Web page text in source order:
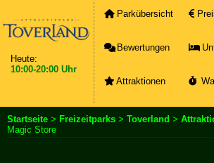
Heute:
10:00-20:00 Uhr
Parkübersicht
Bewertungen
Attraktionen
Startseite > Freizeitparks > Toverland >
Magic Store